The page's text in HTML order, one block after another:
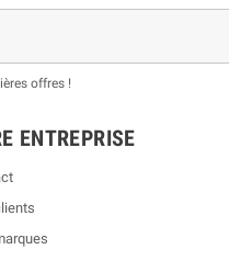
offres !
ENTREPRISE